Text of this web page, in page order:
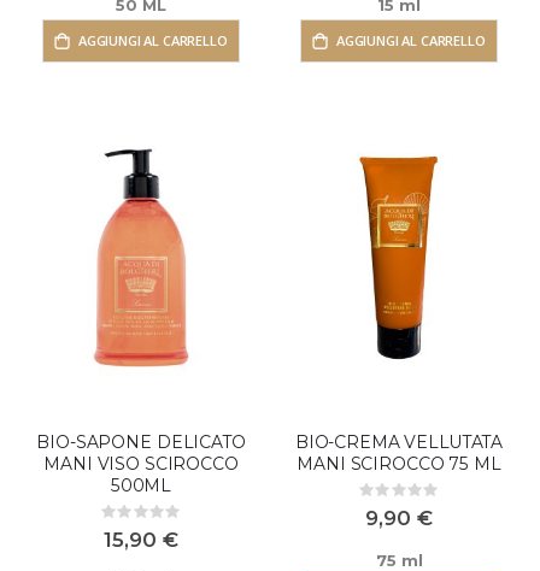
50 ML
AGGIUNGI AL CARRELLO
15 ml
AGGIUNGI AL CARRELLO
BIO-SAPONE DELICATO
MANI VISO SCIROCCO
500ML
Rating:
0%
15,90 €
BIO-CREMA VELLUTATA
MANI SCIROCCO 75 ML
Rating:
0%
9,90 €
75 ml